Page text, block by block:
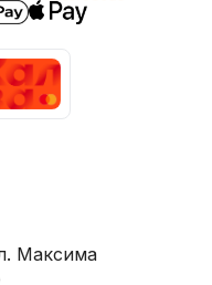
Максима